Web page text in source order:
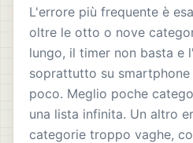
L'errore più frequente è
oltre le otto o nove
lungo, il timer non basta e
soprattutto su
poco. Meglio poche
una lista infinita. Un altro
categorie troppo vaghe,